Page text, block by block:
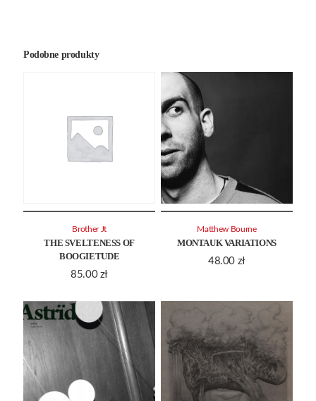
Podobne produkty
THE SVELTENESS OF
BOOGIETUDE
85.00 zł
Brother Jt
MONTAUK VARIATIONS
48.00 zł
Matthew Bourne